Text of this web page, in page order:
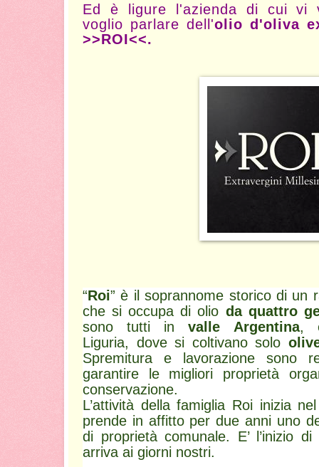
Ed è ligure l'azienda di cui vi
voglio parlare dell'olio d'oliva
>>ROI<<.
“Roi” è il soprannome storico di un
che si occupa di olio da quattro
sono tutti invalle Argentina,
Liguria, dove si coltivano solo
Spremitura e lavorazione sono
garantire le migliori proprietà
conservazione.
L’attività della famiglia Roi inizia
prende in affitto per due anni uno
di proprietà comunale. E’ l’inizio
arriva ai giorni nostri.